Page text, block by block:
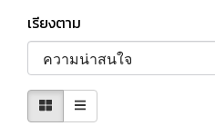
เรียงตาม